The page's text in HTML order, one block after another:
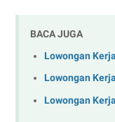
BACA JUGA
Lowongan
Lowongan
Lowongan